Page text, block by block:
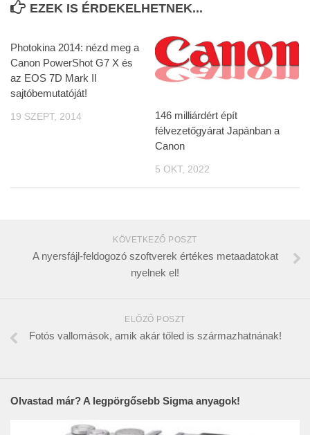
EZEK IS ÉRDEKELHETNEK...
Photokina 2014: nézd meg a
Canon PowerShot G7 X és
az EOS 7D Mark II
sajtóbemutatóját!
19 SZEPT, 2014
146 milliárdért épít
félvezetőgyárat Japánban a
Canon
5 OKT, 2022
KÖVETKEZŐ POSZT
A nyersfájl-feldogozó szoftverek értékes metaadatokat
nyelnek el!
ELŐZŐ POSZT
Fotós vallomások, amik akár tőled is származhatnának!
Olvastad már? A legpörgősebb Sigma anyagok!